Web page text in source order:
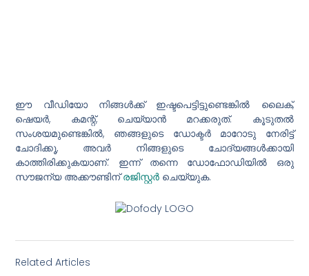
ഈ വീഡിയോ നിങ്ങൾക്ക് ഇഷ്ടപെട്ടിട്ടുണ്ടെങ്കിൽ ലൈക്,
ഷെയർ, കമന്റ്, ചെയ്യാൻ മറക്കരുത്. കൂടുതൽ
സംശയമുണ്ടെങ്കിൽ, ഞങ്ങളുടെ ഡോക്ടർ മാറോടു നേരിട്ട്
ചോദിക്കൂ, അവർ നിങ്ങളുടെ ചോദ്യങ്ങൾക്കായി
കാത്തിരിക്കുകയാണ്. ഇന്ന് തന്നെ ഡോഫോഡിയിൽ ഒരു
സൗജന്യ അക്കൗണ്ടിന്രജിസ്റ്റർ ചെയ്യുക.
Related Articles